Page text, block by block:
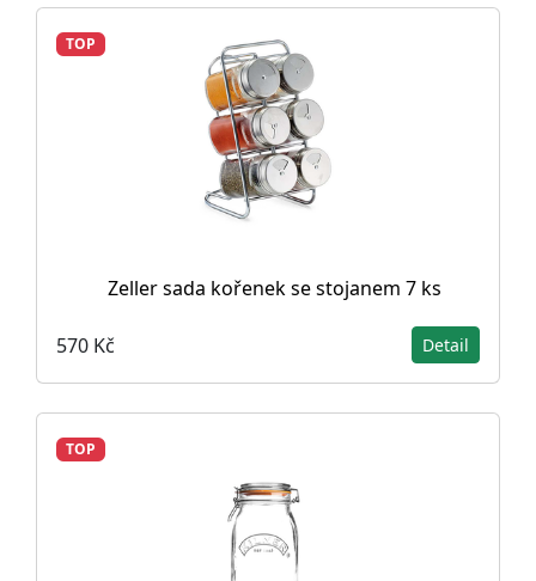
TOP
Zeller sada kořenek se stojanem 7 ks
570 Kč Detail
TOP